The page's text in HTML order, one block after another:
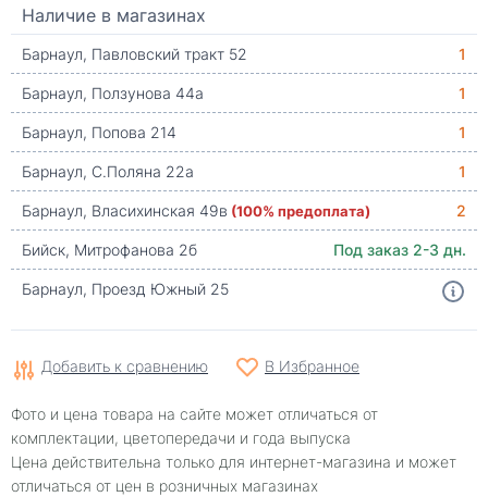
Наличие в магазинах
Барнаул, Павловский тракт 52
1
Барнаул, Ползунова 44а
1
Барнаул, Попова 214
1
Барнаул, С.Поляна 22а
1
Барнаул, Власихинская 49в (100% предоплата)
2
Бийск, Митрофанова 2б
Под заказ 2-3 дн.
Барнаул, Проезд Южный 25
Добавить к сравнению В Избранное
Фото и цена товара на сайте может отличаться от
комплектации, цветопередачи и года выпуска
Цена действительна только для интернет-магазина и может
отличаться от цен в розничных магазинах